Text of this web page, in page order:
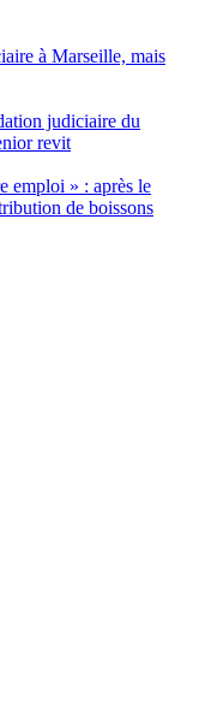
à Marseille, mais
judiciaire du
revit
emploi » : après le
de boissons